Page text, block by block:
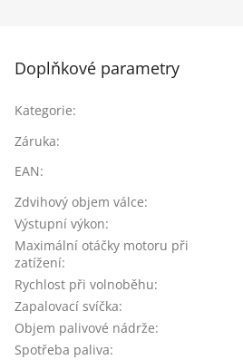
Doplňkové parametry
Kategorie:
Záruka:
EAN:
Zdvihový objem válce:
Výstupní výkon:
Maximální otáčky motoru při
zatížení:
Rychlost při volnoběhu:
Zapalovací svíčka:
Objem palivové nádrže:
Spotřeba paliva: